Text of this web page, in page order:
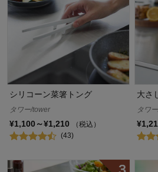
シリコーン菜箸トング
タワー/tower
¥1,100～¥1,210
（税込）
(43)
大さ
タワ